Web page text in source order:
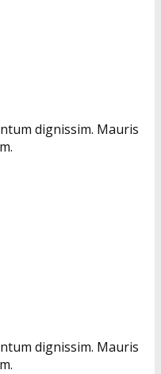
dignissim. Mauris
dignissim. Mauris